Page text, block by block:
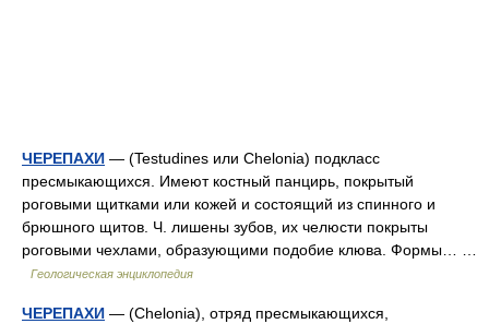
ЧЕРЕПАХИ — (Testudines или Chelonia) подкласс
пресмыкающихся. Имеют костный панцирь, покрытый
роговыми щитками или кожей и состоящий из спинного и
брюшного щитов. Ч. лишены зубов, их челюсти покрыты
роговыми чехлами, образующими подобие клюва. Формы… …
Геологическая энциклопедия
ЧЕРЕПАХИ — (Chelonia), отряд пресмыкающихся,